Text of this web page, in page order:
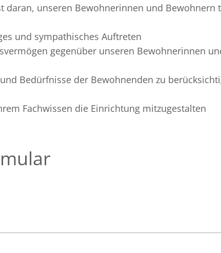
daran, unseren Bewohnerinnen und Bewohnern
und sympathisches Auftreten
gegenüber unseren Bewohnerinnen
Bedürfnisse der Bewohnenden zu
Fachwissen die Einrichtung mitzugestalten